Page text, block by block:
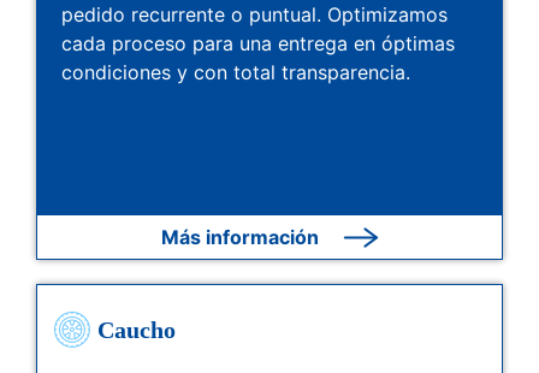
pedido recurrente o puntual. Optimizamos
cada proceso para una entrega en óptimas
condiciones y con total transparencia.
Más información
Caucho